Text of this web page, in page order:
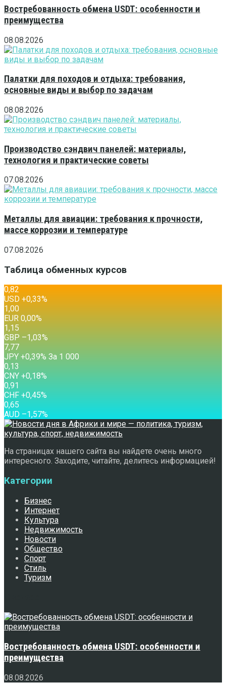
Востребованность обмена USDT: особенности и
преимущества
08.08.2026
Палатки для походов и отдыха: требования,
основные виды и выбор по задачам
08.08.2026
Производство сэндвич панелей: материалы,
технология и практические советы
07.08.2026
Металлы для авиации: требования к прочности,
массе коррозии и температуре
07.08.2026
Таблица обменных курсов
0,82
USD +0,33%
1,00
EUR 0,00%
1,15
GBP –1,03%
7,77
JPY +0,39% За 1 000
0,13
CNY +0,18%
0,91
CHF +0,45%
0,65
AUD –1,57%
На страницах нашего сайта вы найдете очень много
интересного. Заходите, читайте, делитесь информацией!
Категории
Бизнес
Интернет
Культура
Недвижимость
Новости
Общество
Спорт
Стиль
Туризм
Востребованность обмена USDT: особенности и
преимущества
08.08.2026